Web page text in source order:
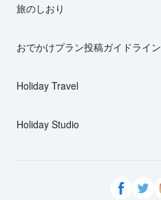
旅のしおり
おでかけプラン投稿ガイドライン
Holiday Travel
Holiday Studio